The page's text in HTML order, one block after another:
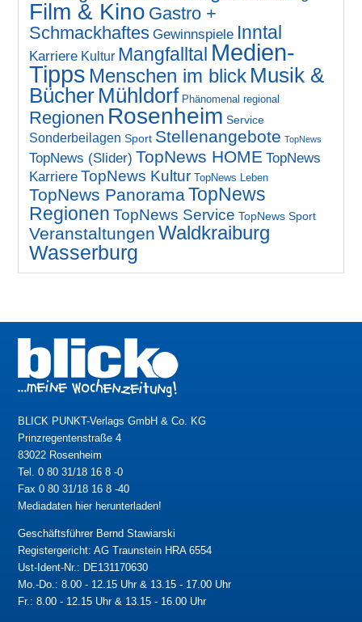
Film & Kino Gastro +
Schmackhaftes Gewinnspiele Inntal
Karriere Kultur Mangfalltal Medien-
Tipps Menschen im blick Musik &
Bücher Mühldorf Phänomenal regional
Regionen Rosenheim Service
Sonderbeilagen Sport Stellenangebote TopNews
TopNews (Slider) TopNews HOME TopNews
Karriere TopNews Kultur TopNews Leben
TopNews PanoramaTopNews
Regionen TopNews Service TopNews Sport
Veranstaltungen Waldkraiburg
Wasserburg
BLICK PUNKT-Verlags GmbH & Co. KG
Prinzregentenstraße 4
83022 Rosenheim
Tel. 0 80 31/18 16 8 -0
Fax 0 80 31/18 16 8 -40
Mediadaten hier herunterladen!
Geschäftsführer Bernd Stawiarski
Registergericht: AG Traunstein HRA 6554
Ust-Ident-Nr.: DE131170630
Mo.-Do.: 8.00 - 12.15 Uhr & 13.15 - 17.00 Uhr
Fr.: 8.00 - 12.15 Uhr & 13.15 - 16.00 Uhr